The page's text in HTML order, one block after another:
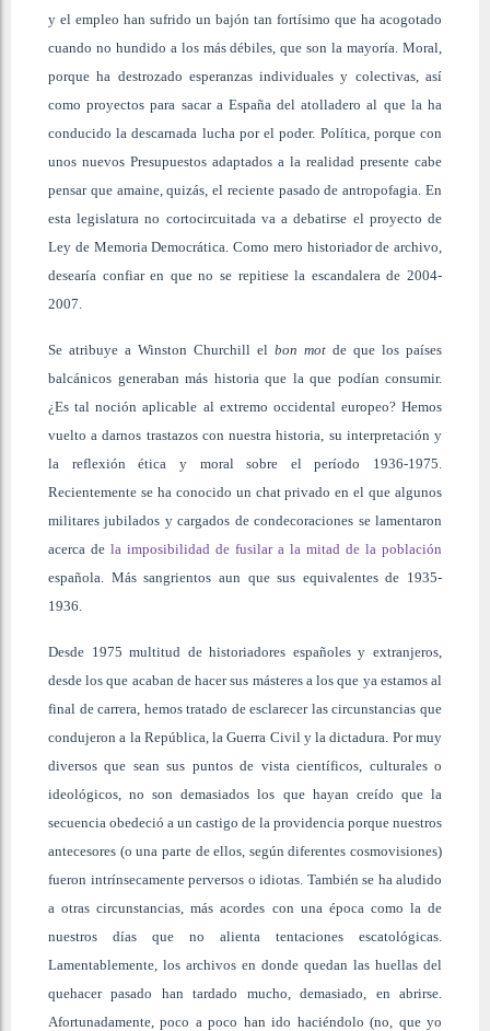
y el empleo han sufrido un bajón tan fortísimo que ha acogotado
cuando no hundido a los más débiles, que son la mayoría. Moral,
porque ha destrozado esperanzas individuales y colectivas, así
como proyectos para sacar a España del atolladero al que la ha
conducido la descarnada lucha por el poder. Política, porque con
unos nuevos Presupuestos adaptados a la realidad presente cabe
pensar que amaine, quizás, el reciente pasado de antropofagia. En
esta legislatura no cortocircuitada va a debatirse el proyecto de
Ley de Memoria Democrática. Como mero historiador de archivo,
desearía confiar en que no se repitiese la escandalera de 2004-
2007.
Se atribuye a Winston Churchill el bon mot de que los países
balcánicos generaban más historia que la que podían consumir.
¿Es tal noción aplicable al extremo occidental europeo? Hemos
vuelto a darnos trastazos con nuestra historia, su interpretación y
la reflexión ética y moral sobre el período 1936-1975.
Recientemente se ha conocido un chat privado en el que algunos
militares jubilados y cargados de condecoraciones se lamentaron
acerca de la imposibilidad de fusilar a la mitad de la población
española. Más sangrientos aun que sus equivalentes de 1935-
1936.
Desde 1975 multitud de historiadores españoles y extranjeros,
desde los que acaban de hacer sus másteres a los que ya estamos al
final de carrera, hemos tratado de esclarecer las circunstancias que
condujeron a la República, la Guerra Civil y la dictadura. Por muy
diversos que sean sus puntos de vista científicos, culturales o
ideológicos, no son demasiados los que hayan creído que la
secuencia obedeció a un castigo de la providencia porque nuestros
antecesores (o una parte de ellos, según diferentes cosmovisiones)
fueron intrínsecamente perversos o idiotas. También se ha aludido
a otras circunstancias, más acordes con una época como la de
nuestros días que no alienta tentaciones escatológicas.
Lamentablemente, los archivos en donde quedan las huellas del
quehacer pasado han tardado mucho, demasiado, en abrirse.
Afortunadamente, poco a poco han ido haciéndolo (no, que yo